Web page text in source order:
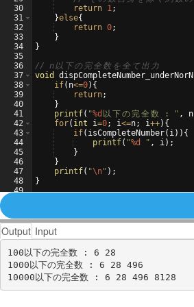
30
31
32
33
34
35
36
37
38
39
40
41
42
43
44
45
46
47
48
49
return 1;
}else{
return 0;
}
}
// n以 下 の 完 全 数 を 全 て 出 力
void
dispCompleteNumber_underNorN
if( n<=0) {
return;
}
printf( "%d 以 下の完全 数 : " , n
for( int i=0; i<=n; i++) {
if( isCompleteNumber( i)) {
printf( "%d " , i) ;
}
}
printf( "\n" ) ;
}
Output Input
100以下の完全数 : 6 28
1000以下の完全数 : 6 28 496